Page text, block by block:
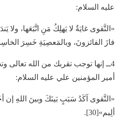
عليه السلام:
«التَّقوى غايَةٌ لا يَهلِكُ مَنِ اتَّبَعَها، ولا
فازَ الفائزونَ، وبالمَعصِيَةِ خَسِرَ
4ــ إنها توجب تقربك من الله
أمير المؤمنين علي عليه السلام:
«التَّقوى آكَدُ سَبَبٍ بَينَكَ وبينَ اللهِ
ألِيمٍ»[30].